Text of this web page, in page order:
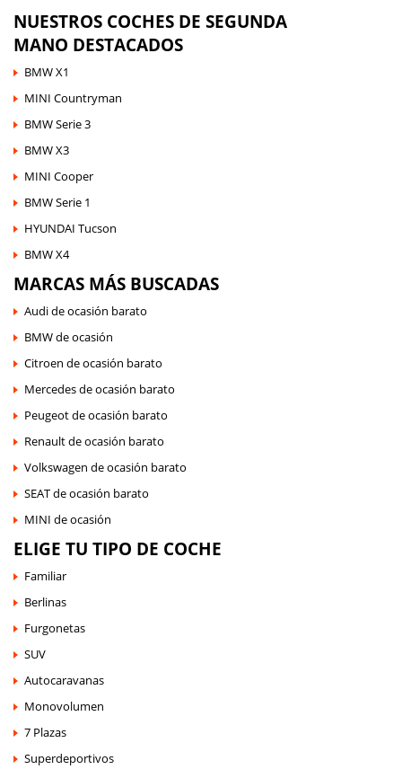
NUESTROS COCHES DE SEGUNDA
MANO DESTACADOS
BMW X1
MINI Countryman
BMW Serie 3
BMW X3
MINI Cooper
BMW Serie 1
HYUNDAI Tucson
BMW X4
MARCAS MÁS BUSCADAS
Audi de ocasión barato
BMW de ocasión
Citroen de ocasión barato
Mercedes de ocasión barato
Peugeot de ocasión barato
Renault de ocasión barato
Volkswagen de ocasión barato
SEAT de ocasión barato
MINI de ocasión
ELIGE TU TIPO DE COCHE
Familiar
Berlinas
Furgonetas
SUV
Autocaravanas
Monovolumen
7 Plazas
Superdeportivos